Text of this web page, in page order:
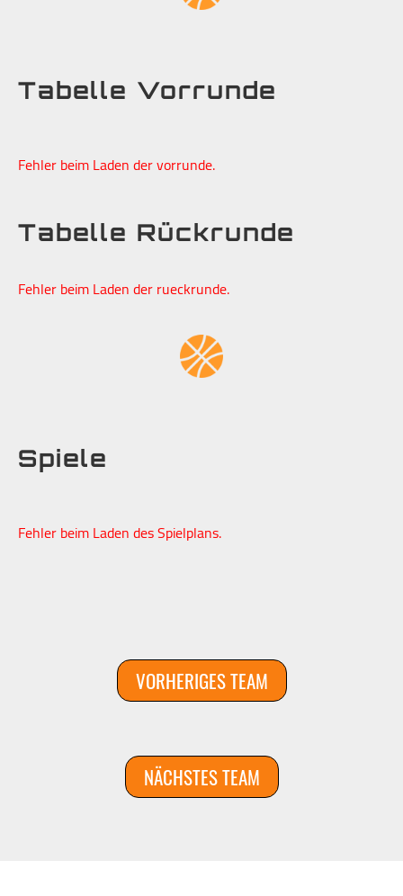
Tabelle Vorrunde
Fehler beim Laden der vorrunde.
Tabelle Rückrunde
Fehler beim Laden der rueckrunde.
Spiele
Fehler beim Laden des Spielplans.
VORHERIGES TEAM
NÄCHSTES TEAM